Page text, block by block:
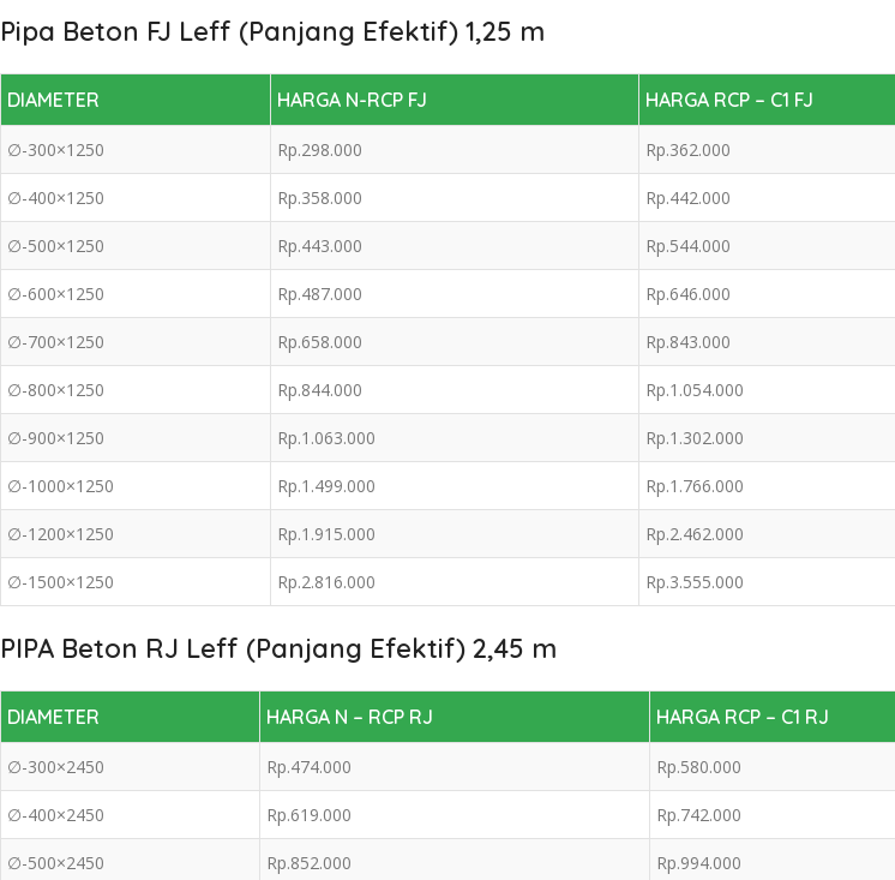
Pipa Beton FJ Leff (Panjang Efektif) 1,25 m
DIAMETER HARGA N-RCP FJ HARGA RCP – C1 FJ
∅-300×1250 Rp.298.000 Rp.362.000
∅-400×1250 Rp.358.000 Rp.442.000
∅-500×1250 Rp.443.000 Rp.544.000
∅-600×1250 Rp.487.000 Rp.646.000
∅-700×1250 Rp.658.000 Rp.843.000
∅-800×1250 Rp.844.000 Rp.1.054.000
∅-900×1250 Rp.1.063.000 Rp.1.302.000
∅-1000×1250 Rp.1.499.000 Rp.1.766.000
∅-1200×1250 Rp.1.915.000 Rp.2.462.000
∅-1500×1250 Rp.2.816.000 Rp.3.555.000
PIPA Beton RJ Leff (Panjang Efektif) 2,45 m
DIAMETER HARGA N – RCP RJ HARGA RCP – C1 RJ
∅-300×2450 Rp.474.000 Rp.580.000
∅-400×2450 Rp.619.000 Rp.742.000
∅-500×2450 Rp.852.000 Rp.994.000